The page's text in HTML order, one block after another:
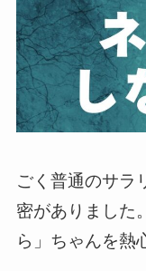
ごく普通のサラ
密がありました
ら」ちゃんを熱